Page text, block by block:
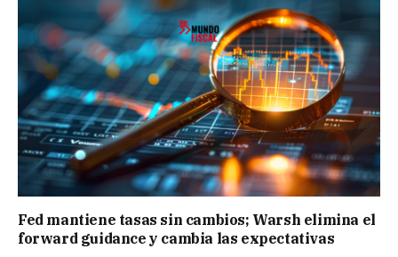
Fed mantiene tasas sin cambios; Warsh elimina el
forward guidance y cambia las expectativas